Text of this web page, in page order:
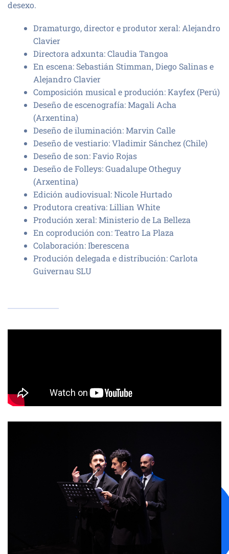
desexo.
Dramaturgo, director e produtor xeral: Alejandro
Clavier
Directora adxunta:Claudia Tangoa
En escena: Sebastián Stimman, Diego Salinas e
Alejandro Clavier
Composición musical e produción:Kayfex (Perú)
Deseño de escenografía:Magali Acha
(Arxentina)
Deseño de iluminación:Marvin Calle
Deseño de vestiario:Vladimir Sánchez (Chile)
Deseño de son:Favio Rojas
Deseño de Folleys:Guadalupe Otheguy
(Arxentina)
Edición audiovisual:Nicole Hurtado
Produtora creativa:Lillian White
Produción xeral:Ministerio de La Belleza
En coprodución con:Teatro La Plaza
Colaboración:Iberescena
Produción delegada e distribución: Carlota
Guivernau SLU